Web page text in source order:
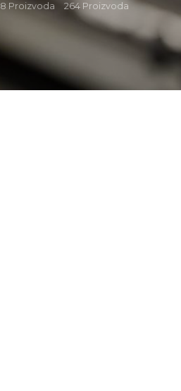
Proizvoda 264 Proizvoda